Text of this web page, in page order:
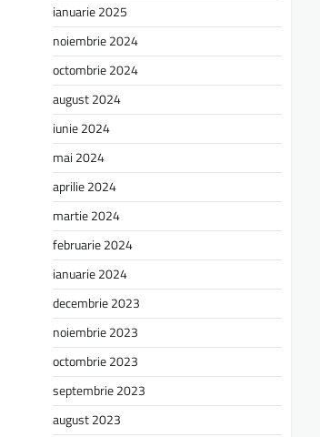
ianuarie 2025
noiembrie 2024
octombrie 2024
august 2024
iunie 2024
mai 2024
aprilie 2024
martie 2024
februarie 2024
ianuarie 2024
decembrie 2023
noiembrie 2023
octombrie 2023
septembrie 2023
august 2023